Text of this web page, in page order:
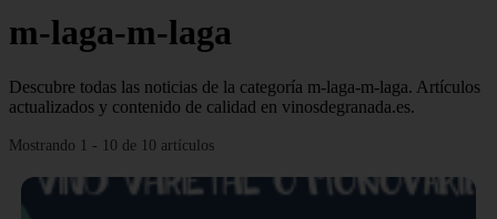
m-laga-m-laga
Descubre todas las noticias de la categoría m-laga-m-laga. Artículos
actualizados y contenido de calidad en vinosdegranada.es.
Mostrando 1 - 10 de 10 artículos